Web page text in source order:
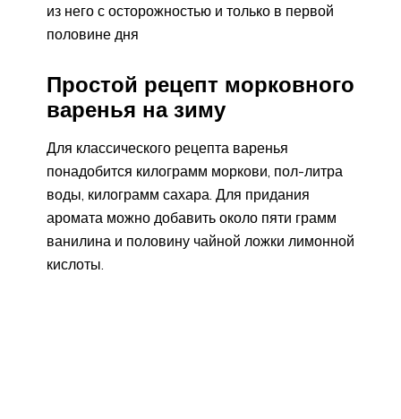
из него с осторожностью и только в первой
половине дня
Простой рецепт морковного
варенья на зиму
Для классического рецепта варенья
понадобится килограмм моркови, пол-литра
воды, килограмм сахара. Для придания
аромата можно добавить около пяти грамм
ванилина и половину чайной ложки лимонной
кислоты.